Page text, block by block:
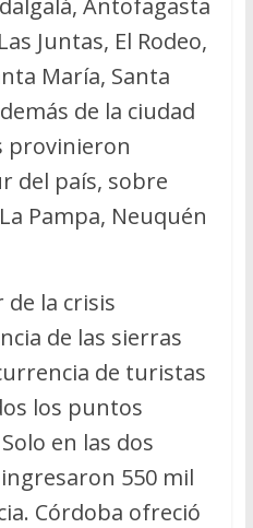
Juntas, El Rodeo,
María, Santa
de la ciudad
provinieron
del país, sobre
Pampa, Neuquén
de la crisis
de las sierras
de turistas
los puntos
en las dos
550 mil
Córdoba ofreció